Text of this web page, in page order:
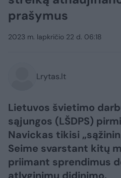
prašymus
2023 m. lapkričio 22 d. 06:18
Lrytas.lt
Lietuvos švietimo
sąjungos (LŠDPS)
Navickas tikisi
Seime svarstant kitų
priimant sprendimus